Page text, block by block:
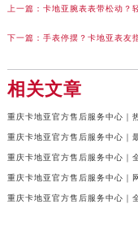
上一篇： 卡地亚腕表表带松动？
下一篇： 手表停摆？卡地亚表友
相关文章